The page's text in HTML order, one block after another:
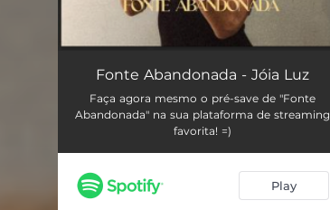
Fonte Abandonada (feat. Guinga) 03:45
Fonte Abandonada - Jóia Luz
Faça agora mesmo o pré-save de "Fonte
Abandonada" na sua plataforma de streaming
favorita! =)
Play